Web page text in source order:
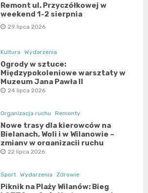
Remont ul. Przyczółkowej w
weekend 1-2 sierpnia
29 lipca 2026
Kultura Wydarzenia
Ogrody w sztuce:
Międzypokoleniowe warsztaty w
Muzeum Jana Pawła II
24 lipca 2026
Organizacja ruchu Remonty
Nowe trasy dla kierowców na
Bielanach, Woli i w Wilanowie –
zmiany w organizacji ruchu
22 lipca 2026
Sport Wydarzenia Zdrowie
Piknik na Plaży Wilanów: Bieg